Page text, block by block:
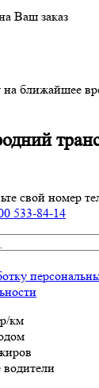
Ваш заказ
ближайшее
свой номер
533-84-14
км